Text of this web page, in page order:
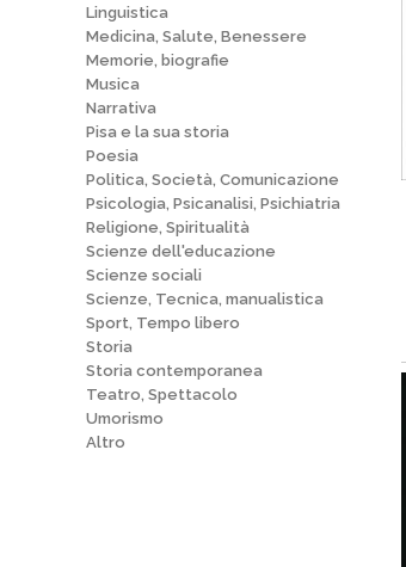
Linguistica
Medicina, Salute, Benessere
Memorie, biografie
Musica
Narrativa
Pisa e la sua storia
Poesia
Politica, Società, Comunicazione
Psicologia, Psicanalisi, Psichiatria
Religione, Spiritualità
Scienze dell'educazione
Scienze sociali
Scienze, Tecnica, manualistica
Sport, Tempo libero
Storia
Storia contemporanea
Teatro, Spettacolo
Umorismo
Altro